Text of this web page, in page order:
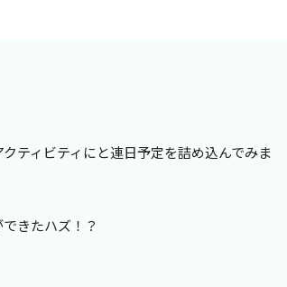
ティビティにと連日予定を詰め込んでみま
きたハズ！？